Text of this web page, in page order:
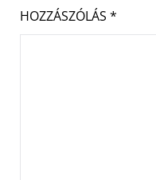
HOZZÁSZÓLÁS *